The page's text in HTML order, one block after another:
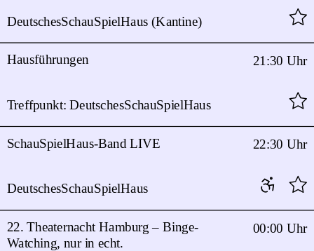
DeutschesSchauSpielHaus (Kantine)
Treffpunkt: DeutschesSchauSpielHaus
21:30 Uhr
Hausführungen
DeutschesSchauSpielHaus
22:30 Uhr
SchauSpielHaus-Band LIVE
00:00 Uhr
22. Theaternacht Hamburg – Binge-
Watching, nur in echt.